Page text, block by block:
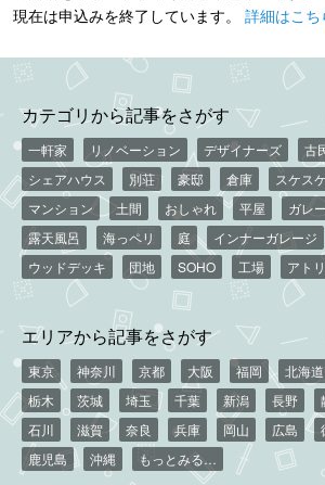
現在は申込みを終了しています。 詳細はこち
カテゴリから記事をさがす
一軒家 リノベーション デザイナーズ 古
シェアハウス
別荘 豪邸 倉庫 スケスケ
マンション
土間 おしゃれ 平屋 ガレ
露天風呂
海っペリ 庭 インナーガレージ
ウッドデッキ
団地 SOHO 工場 アト
エリアから記事をさがす
東京 神奈川 京都 大阪 福岡 北海道
栃木
茨城 埼玉 千葉 新潟 長野
石川
滋賀 奈良 兵庫 岡山 広島
鹿児島
沖縄 もっとみる…